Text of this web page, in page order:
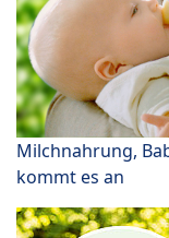
Milchnahrung,
kommt es an